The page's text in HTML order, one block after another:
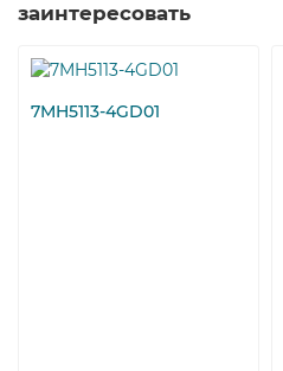
заинтересовать
7MH5113-4GD01